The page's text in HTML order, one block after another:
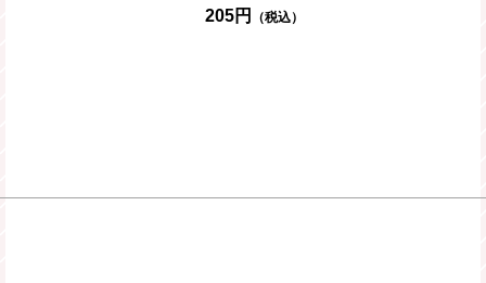
205円